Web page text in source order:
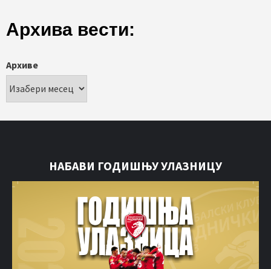
Архива вести:
Архиве
НАБАВИ ГОДИШЊУ УЛАЗНИЦУ